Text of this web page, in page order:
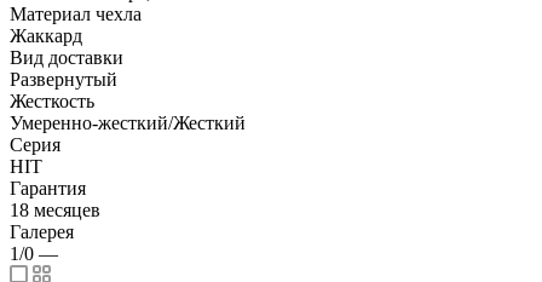
Материал чехла
Жаккард
Вид доставки
Развернутый
Жесткость
Умеренно-жесткий/Жесткий
Серия
HIT
Гарантия
18 месяцев
Галерея
1/0 —